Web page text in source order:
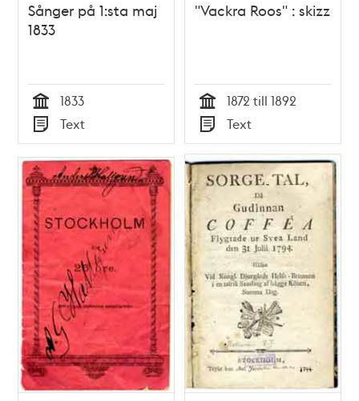
Sånger på 1:sta maj
1833
Tid
1833
Typ
Text
"Vackra Roos" : skizz
Tid
1872 till 1892
Typ
Text